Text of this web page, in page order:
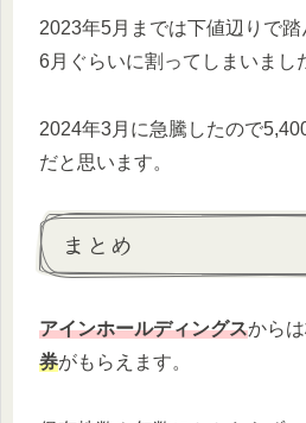
2023年5月までは下値辺りで踏
6月ぐらいに割ってしまいまし
2024年3月に急騰したので
だと思います。
まとめ
アインホールディングスから
券がもらえます。